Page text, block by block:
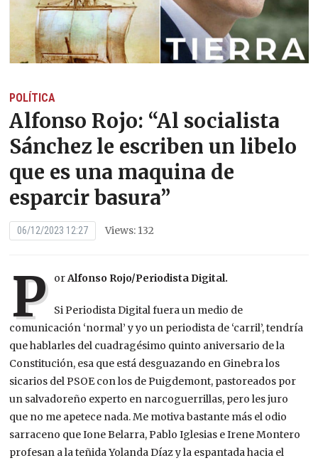
POLÍTICA
Alfonso Rojo: “Al socialista
Sánchez le escriben un libelo
que es una maquina de
esparcir basura”
06/12/2023 12:27 Views: 132
P orAlfonso Rojo/Periodista Digital.
Si Periodista Digital fuera un medio de
comunicación ‘normal’ y yo un periodista de ‘carril’, tendría
que hablarles del cuadragésimo quinto aniversario de la
Constitución, esa que está desguazando en Ginebra los
sicarios del PSOE con los de Puigdemont, pastoreados por
un salvadoreño experto en narcoguerrillas, pero les juro
que no me apetece nada. Me motiva bastante más el odio
sarraceno que Ione Belarra, Pablo Iglesias e Irene Montero
profesan a la teñida Yolanda Díaz y la espantada hacia el